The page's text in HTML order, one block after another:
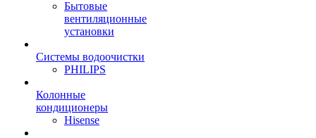
Бытовые
вентиляционные
установки
Системы водоочистки
PHILIPS
Колонные
кондиционеры
Hisense